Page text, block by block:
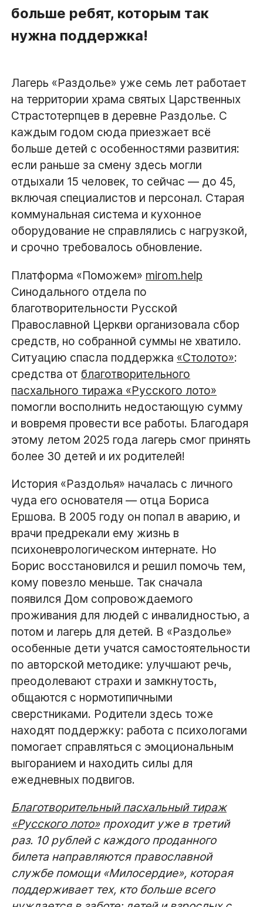
больше ребят, которым так
нужна поддержка!
Лагерь «Раздолье» уже семь лет работает
на территории храма святых Царственных
Страстотерпцев в деревне Раздолье. С
каждым годом сюда приезжает всё
больше детей с особенностями развития:
если раньше за смену здесь могли
отдыхали 15 человек, то сейчас — до 45,
включая специалистов и персонал. Старая
коммунальная система и кухонное
оборудование не справлялись с нагрузкой,
и срочно требовалось обновление.
Платформа «Поможем» mirom.help
Синодального отдела по
благотворительности Русской
Православной Церкви организовала сбор
средств, но собранной суммы не хватило.
Ситуацию спасла поддержка «Столото»:
средства от благотворительного
пасхального тиража «Русского лото»
помогли восполнить недостающую сумму
и вовремя провести все работы. Благодаря
этому летом 2025 года лагерь смог принять
более 30 детей и их родителей!
История «Раздолья» началась с личного
чуда его основателя — отца Бориса
Ершова. В 2005 году он попал в аварию, и
врачи предрекали ему жизнь в
психоневрологическом интернате. Но
Борис восстановился и решил помочь тем,
кому повезло меньше. Так сначала
появился Дом сопровождаемого
проживания для людей с инвалидностью, а
потом и лагерь для детей. В «Раздолье»
особенные дети учатся самостоятельности
по авторской методике: улучшают речь,
преодолевают страхи и замкнутость,
общаются с нормотипичными
сверстниками. Родители здесь тоже
находят поддержку: работа с психологами
помогает справляться с эмоциональным
выгоранием и находить силы для
ежедневных подвигов.
Благотворительный пасхальный тираж
«Русского лото»проходит уже в третий
раз. 10 рублей с каждого проданного
билета направляются православной
службе помощи «Милосердие», которая
поддерживает тех, кто больше всего